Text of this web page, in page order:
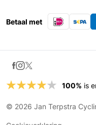
Betaal met
100% is
© 2026 Jan Terpstra